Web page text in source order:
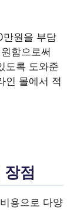
만원을 부담
함으로써
도록 도와준
인 몰에서 적
점
용으로 다양